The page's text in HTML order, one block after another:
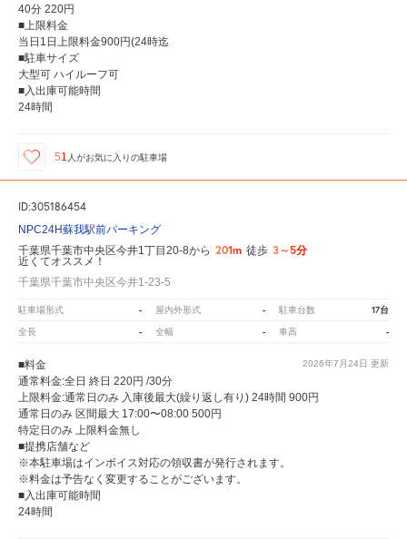
40分 220円
■上限料金
当日1日上限料金900円(24時迄
■駐車サイズ
大型可 ハイルーフ可
■入出庫可能時間
24時間
51 人がお気に入りの駐車場
ID:305186454
NPC24H蘇我駅前パーキング
千葉県千葉市中央区今井1丁目20-8から 201m 徒歩 3～5分
近くてオススメ！
千葉県千葉市中央区今井1-23-5
駐車場形式 - 屋内外形式 - 駐車台数 17台
全長 - 全幅 - 車高 -
2026年7月24日 更新
■料金
通常料金:全日 終日 220円 /30分
上限料金:通常日のみ 入庫後最大(繰り返し有り) 24時間 900円
通常日のみ 区間最大 17:00〜08:00 500円
特定日のみ 上限料金無し
■提携店舗など
※本駐車場はインボイス対応の領収書が発行されます。
※料金は予告なく変更することがございます。
■入出庫可能時間
24時間